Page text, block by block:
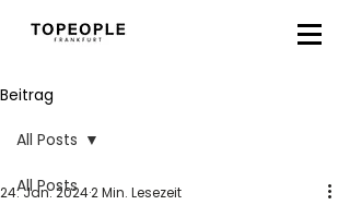
Beitrag
All Posts
All Posts
24. Jan. 20242 Min. Lesezeit